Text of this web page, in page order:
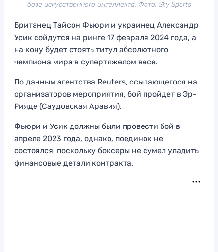
базе искусственного интеллекта. Фото: Sky Sports
Британец Тайсон Фьюри и украинец Александр
Усик сойдутся на ринге 17 февраля 2024 года, а
на кону будет стоять титул абсолютного
чемпиона мира в супертяжелом весе.
По данным агентства Reuters, ссылающегося на
организаторов мероприятия, бой пройдет в Эр-
Рияде (Саудовская Аравия).
Фьюри и Усик должны были провести бой в
апреле 2023 года, однако, поединок не
состоялся, поскольку боксеры не сумел уладить
финансовые детали контракта.